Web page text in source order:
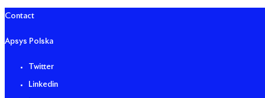
Contact
Apsys Polska
Twitter
Linkedin